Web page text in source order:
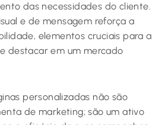
das necessidades do cliente.
e de mensagem reforça a
elementos cruciais para a
destacar em um mercado
personalizadas não são
de marketing; são um ativo